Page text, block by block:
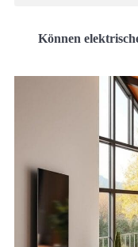
Können